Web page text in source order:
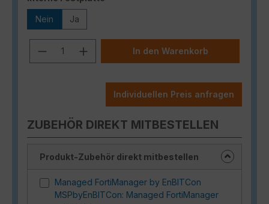
Nein Ja
Produkt Anzahl: Gib den
In den Warenkorb
Individuellen Preis anfragen
ZUBEHÖR DIREKT MITBESTELLEN
Produkt-Zubehör direkt mitbestellen
Managed FortiManager by EnBITCon
MSPbyEnBITCon: Managed FortiManager